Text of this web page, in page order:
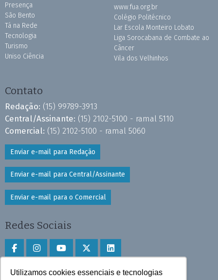
Utilizamos cookies essenciais e tecnologias
Presença
São Bento
Tá na Rede
Tecnologia
Turismo
Uniso Ciência
www.fua.org.br
Colégio Politécnico
Lar Escola Monteiro Lobato
Liga Sorocabana de Combate ao
Câncer
Vila dos Velhinhos
Contato
Redação: (15) 99789-3913
Central/Assinante: (15) 2102-5100 - ramal 5110
Comercial: (15) 2102-5100 - ramal 5060
Enviar e-mail para Redação
Enviar e-mail para Central/Assinante
Enviar e-mail para o Comercial
Redes Sociais